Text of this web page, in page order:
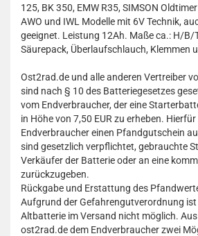
125, BK 350, EMW R35, SIMSON Oldtimer
AWO und IWL Modelle mit 6V Technik,
geeignet. Leistung 12Ah. Maße ca.: H/
Säurepack, Überlaufschlauch, Klemmen
Ost2rad.de und alle anderen Vertreiber
sind nach § 10 des Batteriegesetzes
vom Endverbraucher, der eine
in Höhe von 7,50 EUR zu erheben.
Endverbraucher einen Pfandgutschein
sind gesetzlich verpflichtet, gebrauchte
Verkäufer der Batterie oder an eine
zurückzugeben.
Rückgabe und Erstattung des
Aufgrund der Gefahrengutverordnung ist
Altbatterie im Versand nicht möglich.
ost2rad.de dem Endverbraucher zwei